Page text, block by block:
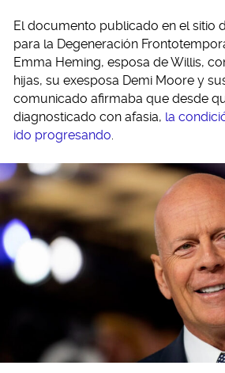
El documento publicado en el sitio
para la Degeneración
Emma Heming, esposa de Willis,
hijas, su exesposa Demi Moore y
comunicado afirmaba que desde
diagnosticado con afasia, la
ido progresando.